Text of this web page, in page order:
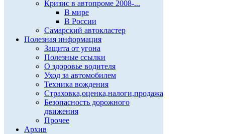
Кризис в автопроме 2008-...
В мире
В России
Самарский автокластер
Полезная информация
Защита от угона
Полезные ссылки
О здоровье водителя
Уход за автомобилем
Техника вождения
Страховка,оценка,налоги,продажа
Безопасность дорожного
движения
Прочее
Архив